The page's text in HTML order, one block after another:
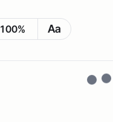
100% Aa